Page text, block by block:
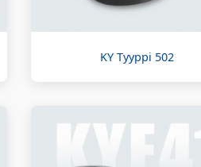
KY Tyyppi 502